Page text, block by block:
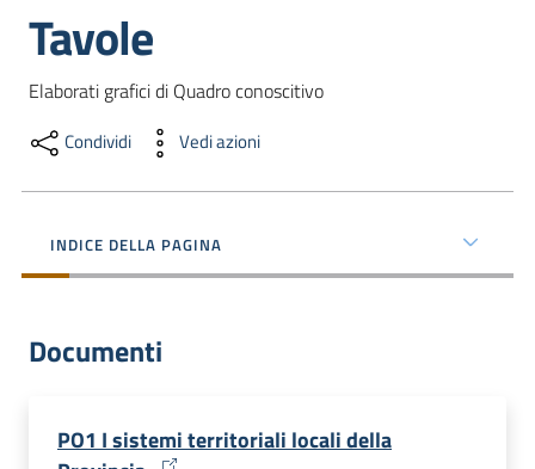
Novità
Documenti
e
dati
Argomenti
Salta al contenuto
Tavole
Elaborati grafici di Quadro conoscitivo
Condividi Vedi azioni
INDICE DELLA PAGINA
Documenti
PO1 I sistemi territoriali locali della